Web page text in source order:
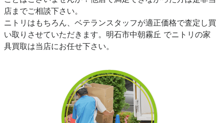
店までご相談下さい。
ニトリはもちろん、ベテランスタッフが適正価格で査定し買
い取りさせていただきます。明石市中朝霧丘 でニトリの家
具買取は当店にお任せ下さい。